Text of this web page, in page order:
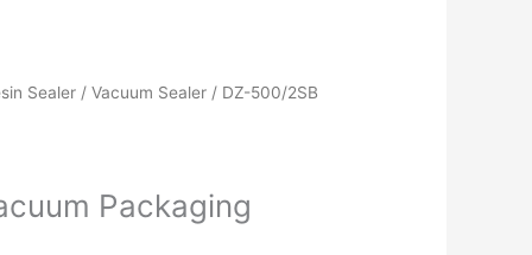
Sealer / Vacuum Sealer / DZ-500/2SB
Packaging